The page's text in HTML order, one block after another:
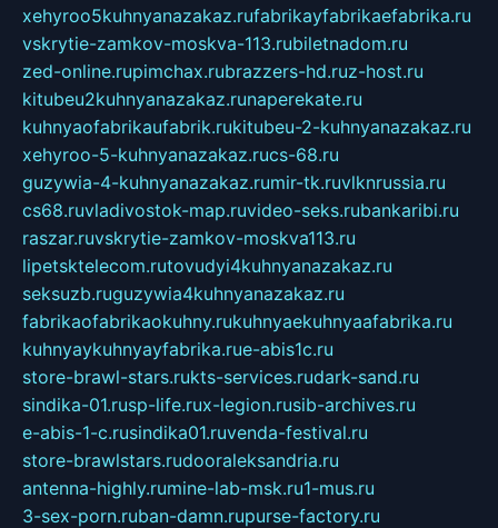
xehyroo5kuhnyanazakaz.rufabrikayfabrikaefabrika.ru
vskrytie-zamkov-moskva-113.rubiletnadom.ru
zed-online.rupimchax.rubrazzers-hd.ruz-host.ru
kitubeu2kuhnyanazakaz.runaperekate.ru
kuhnyaofabrikaufabrik.rukitubeu-2-kuhnyanazakaz.ru
xehyroo-5-kuhnyanazakaz.rucs-68.ru
guzywia-4-kuhnyanazakaz.rumir-tk.ruvlknrussia.ru
cs68.ruvladivostok-map.ruvideo-seks.rubankaribi.ru
raszar.ruvskrytie-zamkov-moskva113.ru
lipetsktelecom.rutovudyi4kuhnyanazakaz.ru
seksuzb.ruguzywia4kuhnyanazakaz.ru
fabrikaofabrikaokuhny.rukuhnyaekuhnyaafabrika.ru
kuhnyaykuhnyayfabrika.rue-abis1c.ru
store-brawl-stars.rukts-services.rudark-sand.ru
sindika-01.rusp-life.rux-legion.rusib-archives.ru
e-abis-1-c.rusindika01.ruvenda-festival.ru
store-brawlstars.rudooraleksandria.ru
antenna-highly.rumine-lab-msk.ru1-mus.ru
3-sex-porn.ruban-damn.rupurse-factory.ru